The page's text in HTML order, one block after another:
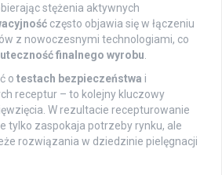
stężenia aktywnych
często objawia się w łączeniu
z nowoczesnymi technologiami, co
finalnego wyrobu
o testach bezpieczeństwa i
receptur – to kolejny kluczowy
W rezultacie recepturowanie
tylko zaspokaja potrzeby rynku, ale
rozwiązania w dziedzinie pielęgnacji